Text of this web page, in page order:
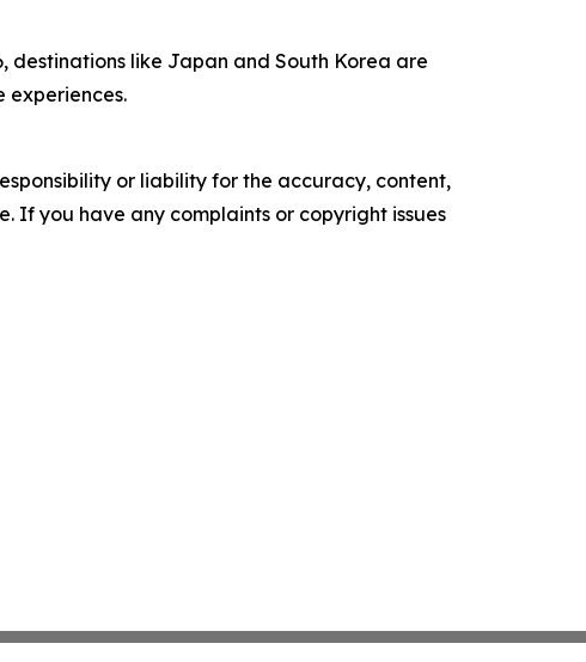
destinations like Japan and South Korea are
experiences.
or liability for the accuracy, content,
If you have any complaints or copyright issues